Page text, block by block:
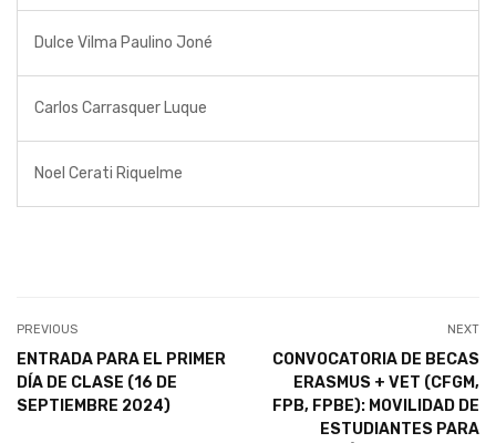
Dulce Vilma Paulino Joné
Carlos Carrasquer Luque
Noel Cerati Riquelme
PREVIOUS
ENTRADA PARA EL PRIMER
DÍA DE CLASE (16 DE
SEPTIEMBRE 2024)
NEXT
CONVOCATORIA DE BECAS
ERASMUS + VET (CFGM,
FPB, FPBE): MOVILIDAD DE
ESTUDIANTES PARA